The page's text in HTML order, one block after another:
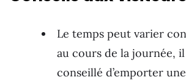
Le temps peut varier
au cours de la journée,
conseillé d’emporter une